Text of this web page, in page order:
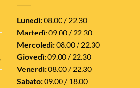
Lunedì:08.00 / 22.30
Martedì:09.00 / 22.30
Mercoledì:08.00 / 22.30
Giovedì:09.00 / 22.30
Venerdì:08.00 / 22.30
Sabato:09.00 / 18.00